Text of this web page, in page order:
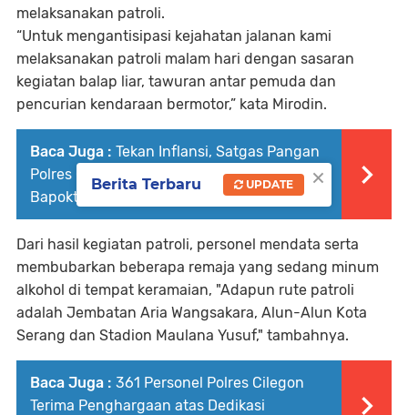
melaksanakan patroli.
“Untuk mengantisipasi kejahatan jalanan kami
melaksanakan patroli malam hari dengan sasaran
kegiatan balap liar, tawuran antar pemuda dan
pencurian kendaraan bermotor,” kata Mirodin.
Baca Juga : Tekan Inflansi, Satgas Pangan
Polres Cilegon bersama Disperindag Cek
Bapokting Stabil dan Harga Sesuai HET
Dari hasil kegiatan patroli, personel mendata serta
membubarkan beberapa remaja yang sedang minum
alkohol di tempat keramaian, "Adapun rute patroli
adalah Jembatan Aria Wangsakara, Alun-Alun Kota
Serang dan Stadion Maulana Yusuf," tambahnya.
Baca Juga : 361 Personel Polres Cilegon
Terima Penghargaan atas Dedikasi
×
Berita Terbaru UPDATE